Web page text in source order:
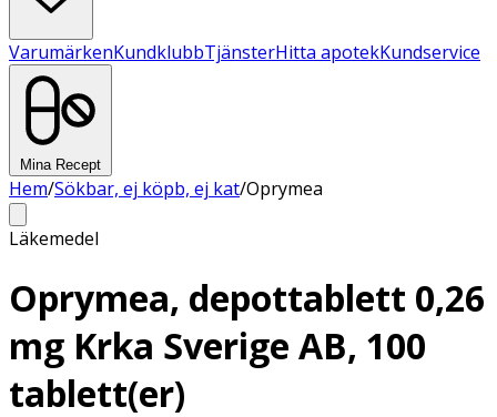
VarumärkenKundklubbTjänsterHitta apotekKundservice
Mina Recept
Hem/Sökbar, ej köpb, ej kat/Oprymea
Läkemedel
Oprymea, depottablett 0,26
mg Krka Sverige AB, 100
tablett(er)